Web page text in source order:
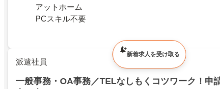
アットホーム
PCスキル不要
派遣社員
一般事務・OA事務／TELなしもくコツワーク！申
新着求人を受け取る